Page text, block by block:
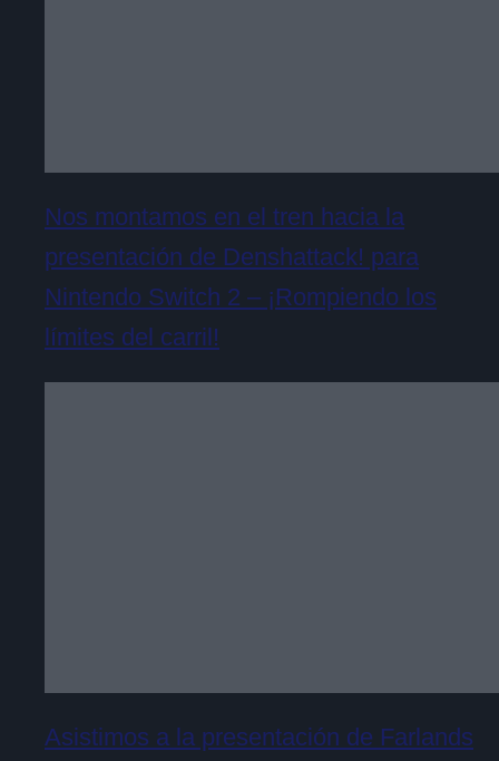
Nos montamos en el tren hacia la
presentación de Denshattack! para
Nintendo Switch 2 – ¡Rompiendo los
límites del carril!
Asistimos a la presentación de Farlands